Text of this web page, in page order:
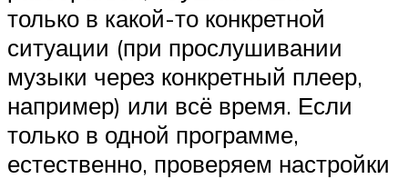
только в какой-то конкретной
ситуации (при прослушивании
музыки через конкретный плеер,
например) или всё время. Если
только в одной программе,
естественно, проверяем настройки